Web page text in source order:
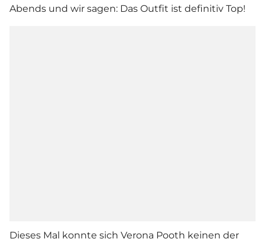
Abends und wir sagen: Das Outfit ist definitiv Top!
Dieses Mal konnte sich Verona Pooth keinen der